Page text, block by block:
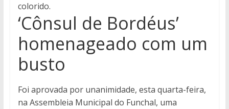
colorido.
‘Cônsul de Bordéus’
homenageado com um
busto
Foi aprovada por unanimidade, esta quarta-feira,
na Assembleia Municipal do Funchal, uma